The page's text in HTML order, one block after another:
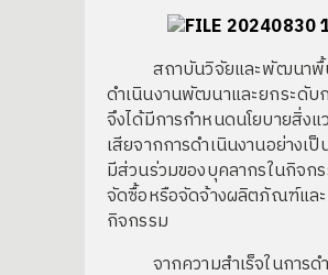
สถาบันวิจัยและพัฒนาพื้นที่สู
ดำเนินงานพัฒนาและยกระดับ
จึงได้มีการกำหนดนโยบายสิ่ง
เสียจากการดำเนินงานอย่าง
มีส่วนร่วมของบุคลากรในกิจก
จัดซื้อหรือจัดจ้างผลิตภัณฑ์และ
กิจกรรม
จากความสำเร็จในการดำ